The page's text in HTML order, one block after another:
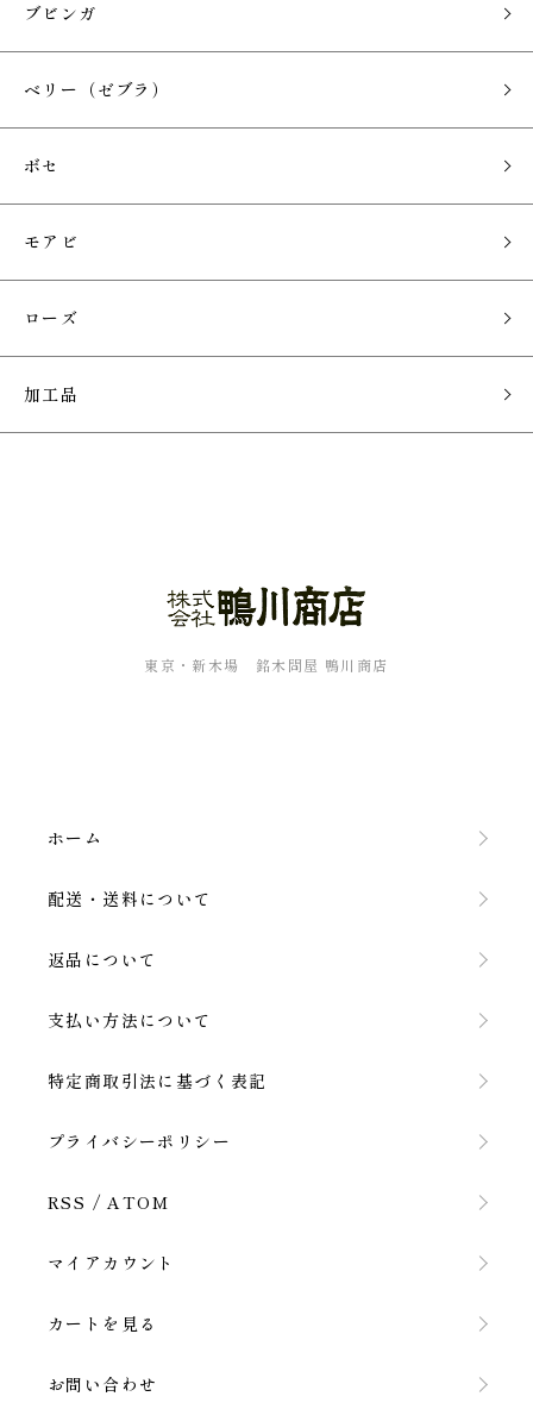
ブビンガ
ベリー（ゼブラ）
ボセ
モアビ
ローズ
加工品
東京・新木場 銘木問屋 鴨川商店
ホーム
配送・送料について
返品について
支払い方法について
特定商取引法に基づく表記
プライバシーポリシー
RSS / ATOM
マイアカウント
カートを見る
お問い合わせ